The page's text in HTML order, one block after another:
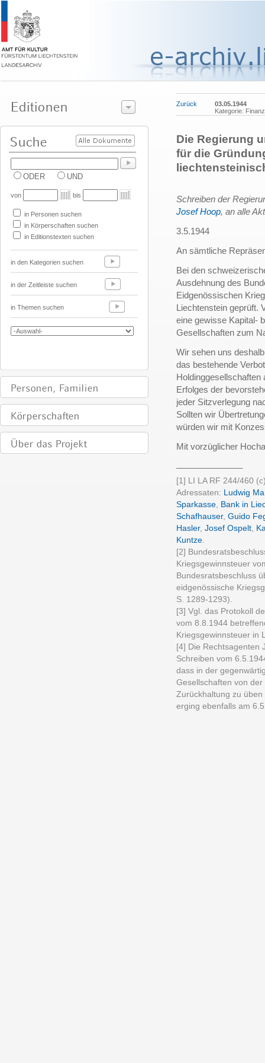
ODER UND
von bis
in Personen suchen
in Körperschaften suchen
in Editionstexten suchen
in den Kategorien suchen
in der Zeitleiste suchen
in Themen suchen
Zurück
03.05.1944
Kategorie:
Die Regierung
für die
Schreiben der
Josef Hoop, an alle
3.5.1944
An sämtliche
Bei den
Ausdehnung des
Eidgenössischen
Liechtenstein geprüft.
eine gewisse Kapital-
Gesellschaften zum
Wir sehen uns
das bestehende
Erfolges der
jeder Sitzverlegung
Sollten wir
würden wir mit
Mit vorzüglicher
[1] LI LA RF 244/460
Adressaten: Ludwig
Sparkasse, Bank in
Schafhauser, Guido
Hasler, Josef Ospelt,
Kuntze.
[2]
Kriegsgewinnsteuer
Bundesratsbeschluss
eidgenössische
S. 1289-1293).
[3] Vgl. das Protokoll
vom 8.8.1944
Kriegsgewinnsteuer in
[4] Die Rechtsagenten
Schreiben vom
dass in der
Gesellschaften von
Zurückhaltung zu
erging ebenfalls am